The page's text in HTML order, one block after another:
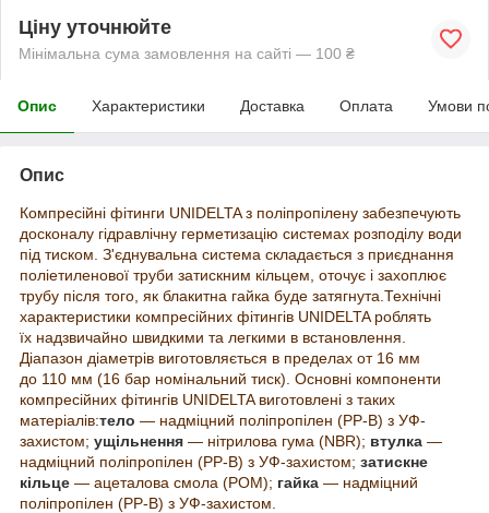
Ціну уточнюйте
Мінімальна сума замовлення на сайті — 100 ₴
Опис Характеристики Доставка Оплата Умови
Опис
Компресійні фітинги UNIDELTA з поліпропілену забезпечують
досконалу гідравлічну герметизацію системах розподілу води
під тиском. З'єднувальна система складається з приєднання
поліетиленової труби затискним кільцем, оточує і захоплює
трубу після того, як блакитна гайка буде затягнута.Технічні
характеристики компресійних фітингів UNIDELTA роблять
їх надзвичайно швидкими та легкими в встановлення.
Діапазон діаметрів виготовляється в пределах от 16 мм
до 110 мм (16 бар номінальний тиск). Основні компоненти
компресійних фітингів UNIDELTA виготовлені з таких
матеріалів:тело — надміцний поліпропілен (PP-B) з УФ-
захистом; ущільнення — нітрилова гума (NBR); втулка —
надміцний поліпропілен (PP-B) з УФ-захистом; затискне
кільце — ацеталова смола (POM); гайка — надміцний
поліпропілен (PP-B) з УФ-захистом.